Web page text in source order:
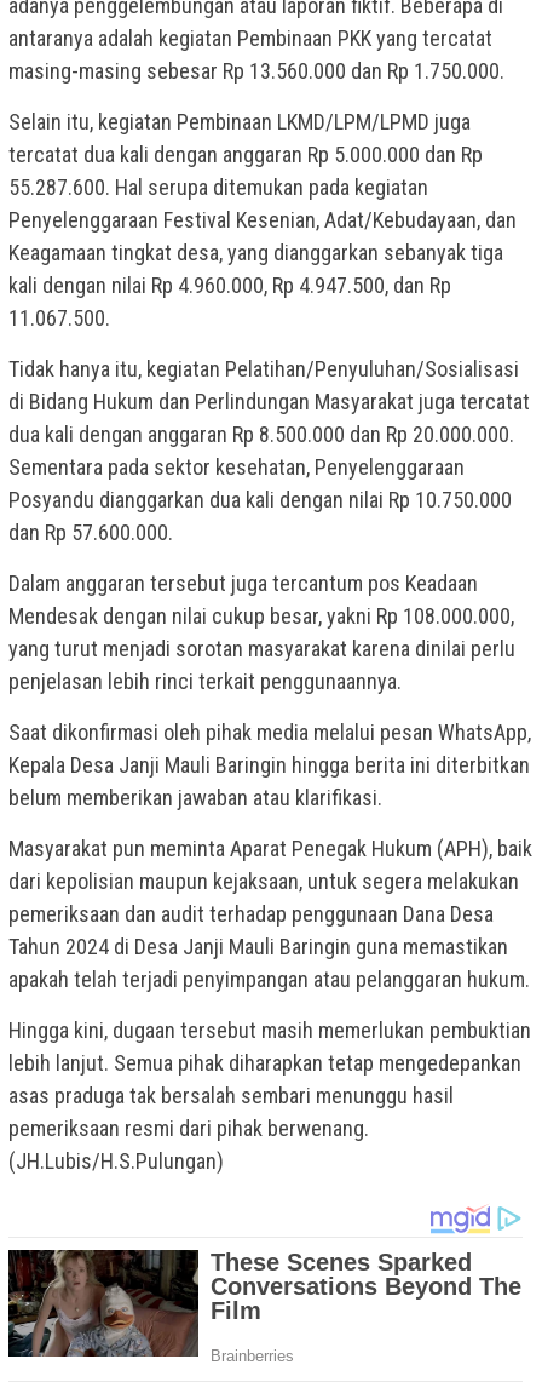
antaranya adalah kegiatan Pembinaan PKK yang tercatat
masing-masing sebesar Rp 13.560.000 dan Rp 1.750.000.
Selain itu, kegiatan Pembinaan LKMD/LPM/LPMD juga
tercatat dua kali dengan anggaran Rp 5.000.000 dan Rp
55.287.600. Hal serupa ditemukan pada kegiatan
Penyelenggaraan Festival Kesenian, Adat/Kebudayaan, dan
Keagamaan tingkat desa, yang dianggarkan sebanyak tiga
kali dengan nilai Rp 4.960.000, Rp 4.947.500, dan Rp
11.067.500.
Tidak hanya itu, kegiatan Pelatihan/Penyuluhan/Sosialisasi
di Bidang Hukum dan Perlindungan Masyarakat juga tercatat
dua kali dengan anggaran Rp 8.500.000 dan Rp 20.000.000.
Sementara pada sektor kesehatan, Penyelenggaraan
Posyandu dianggarkan dua kali dengan nilai Rp 10.750.000
dan Rp 57.600.000.
Dalam anggaran tersebut juga tercantum pos Keadaan
Mendesak dengan nilai cukup besar, yakni Rp 108.000.000,
yang turut menjadi sorotan masyarakat karena dinilai perlu
penjelasan lebih rinci terkait penggunaannya.
Saat dikonfirmasi oleh pihak media melalui pesan WhatsApp,
Kepala Desa Janji Mauli Baringin hingga berita ini diterbitkan
belum memberikan jawaban atau klarifikasi.
Masyarakat pun meminta Aparat Penegak Hukum (APH), baik
dari kepolisian maupun kejaksaan, untuk segera melakukan
pemeriksaan dan audit terhadap penggunaan Dana Desa
Tahun 2024 di Desa Janji Mauli Baringin guna memastikan
apakah telah terjadi penyimpangan atau pelanggaran hukum.
Hingga kini, dugaan tersebut masih memerlukan pembuktian
lebih lanjut. Semua pihak diharapkan tetap mengedepankan
asas praduga tak bersalah sembari menunggu hasil
pemeriksaan resmi dari pihak berwenang.
(JH.Lubis/H.S.Pulungan)